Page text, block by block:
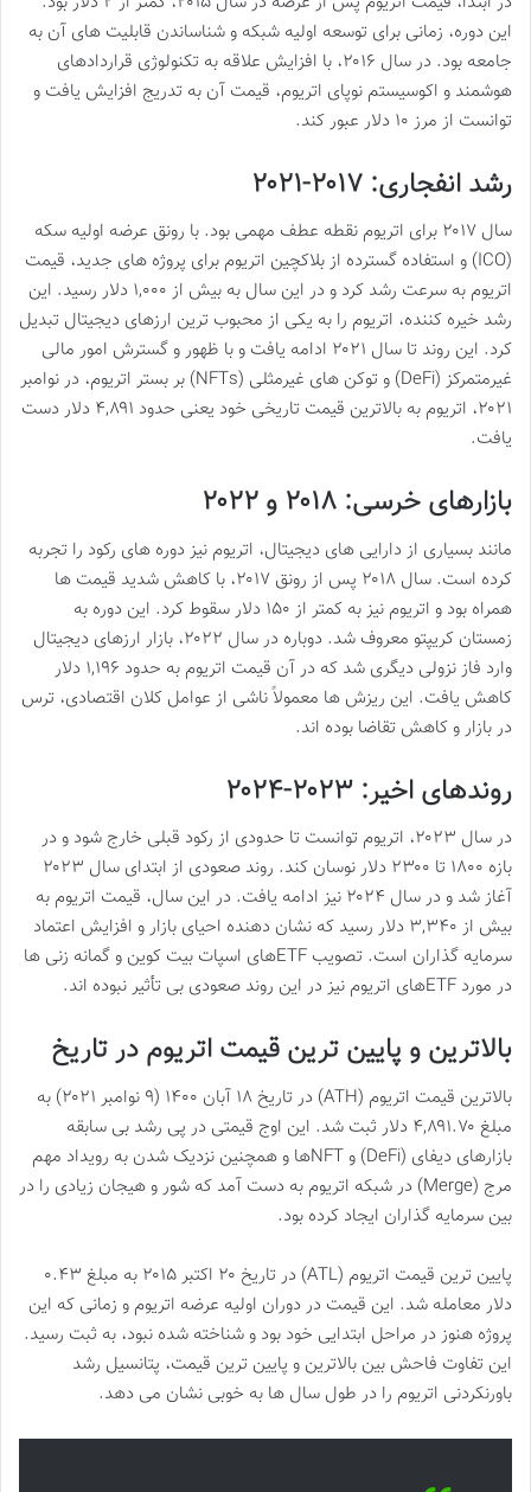
این دوره، زمانی برای توسعه اولیه شبکه و شناساندن قابلیت های آن به
جامعه بود. در سال ۲۰۱۶، با افزایش علاقه به تکنولوژی قراردادهای
هوشمند و اکوسیستم نوپای اتریوم، قیمت آن به تدریج افزایش یافت و
توانست از مرز ۱۰ دلار عبور کند.
رشد انفجاری: ۲۰۱۷-۲۰۲۱
سال ۲۰۱۷ برای اتریوم نقطه عطف مهمی بود. با رونق عرضه اولیه سکه
(ICO) و استفاده گسترده از بلاکچین اتریوم برای پروژه های جدید، قیمت
اتریوم به سرعت رشد کرد و در این سال به بیش از ۱,۰۰۰ دلار رسید. این
رشد خیره کننده، اتریوم را به یکی از محبوب ترین ارزهای دیجیتال تبدیل
کرد. این روند تا سال ۲۰۲۱ ادامه یافت و با ظهور و گسترش امور مالی
غیرمتمرکز (DeFi) و توکن های غیرمثلی (NFTs) بر بستر اتریوم، در نوامبر
۲۰۲۱، اتریوم به بالاترین قیمت تاریخی خود یعنی حدود ۴,۸۹۱ دلار دست
یافت.
بازارهای خرسی: ۲۰۱۸ و ۲۰۲۲
مانند بسیاری از دارایی های دیجیتال، اتریوم نیز دوره های رکود را تجربه
کرده است. سال ۲۰۱۸ پس از رونق ۲۰۱۷، با کاهش شدید قیمت ها
همراه بود و اتریوم نیز به کمتر از ۱۵۰ دلار سقوط کرد. این دوره به
زمستان کریپتو معروف شد. دوباره در سال ۲۰۲۲، بازار ارزهای دیجیتال
وارد فاز نزولی دیگری شد که در آن قیمت اتریوم به حدود ۱,۱۹۶ دلار
کاهش یافت. این ریزش ها معمولاً ناشی از عوامل کلان اقتصادی، ترس
در بازار و کاهش تقاضا بوده اند.
روندهای اخیر: ۲۰۲۳-۲۰۲۴
در سال ۲۰۲۳، اتریوم توانست تا حدودی از رکود قبلی خارج شود و در
بازه ۱۸۰۰ تا ۲۳۰۰ دلار نوسان کند. روند صعودی از ابتدای سال ۲۰۲۳
آغاز شد و در سال ۲۰۲۴ نیز ادامه یافت. در این سال، قیمت اتریوم به
بیش از ۳,۳۴۰ دلار رسید که نشان دهنده احیای بازار و افزایش اعتماد
سرمایه گذاران است. تصویب ETFهای اسپات بیت کوین و گمانه زنی ها
در مورد ETFهای اتریوم نیز در این روند صعودی بی تأثیر نبوده اند.
بالاترین و پایین ترین قیمت اتریوم در تاریخ
بالاترین قیمت اتریوم (ATH) در تاریخ ۱۸ آبان ۱۴۰۰ (۹ نوامبر ۲۰۲۱) به
مبلغ ۴,۸۹۱.۷۰ دلار ثبت شد. این اوج قیمتی در پی رشد بی سابقه
بازارهای دیفای (DeFi) و NFTها و همچنین نزدیک شدن به رویداد مهم
مرج (Merge) در شبکه اتریوم به دست آمد که شور و هیجان زیادی را در
بین سرمایه گذاران ایجاد کرده بود.
پایین ترین قیمت اتریوم (ATL) در تاریخ ۲۰ اکتبر ۲۰۱۵ به مبلغ ۰.۴۳
دلار معامله شد. این قیمت در دوران اولیه عرضه اتریوم و زمانی که این
پروژه هنوز در مراحل ابتدایی خود بود و شناخته شده نبود، به ثبت رسید.
این تفاوت فاحش بین بالاترین و پایین ترین قیمت، پتانسیل رشد
باورنکردنی اتریوم را در طول سال ها به خوبی نشان می دهد.